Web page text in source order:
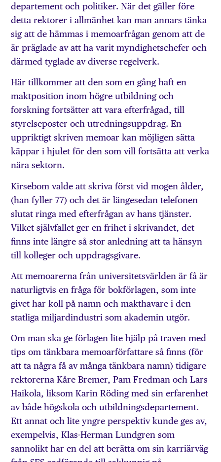
departement och politiker. När det gäller före
detta rektorer i allmänhet kan man annars tänka
sig att de hämmas i memoarfrågan genom att de
är präglade av att ha varit myndighetschefer och
därmed tyglade av diverse regelverk.
Här tillkommer att den som en gång haft en
maktposition inom högre utbildning och
forskning fortsätter att vara efterfrågad, till
styrelseposter och utredningsuppdrag. En
uppriktigt skriven memoar kan möjligen sätta
käppar i hjulet för den som vill fortsätta att verka
nära sektorn.
Kirsebom valde att skriva först vid mogen ålder,
(han fyller 77) och det är längesedan telefonen
slutat ringa med efterfrågan av hans tjänster.
Vilket självfallet ger en frihet i skrivandet, det
finns inte längre så stor anledning att ta hänsyn
till kolleger och uppdragsgivare.
Att memoarerna från universitetsvärlden är få är
naturligtvis en fråga för bokförlagen, som inte
givet har koll på namn och makthavare i den
statliga miljardindustri som akademin utgör.
Om man ska ge förlagen lite hjälp på traven med
tips om tänkbara memoarförfattare så finns (för
att ta några få av många tänkbara namn) tidigare
rektorerna Kåre Bremer, Pam Fredman och Lars
Haikola, liksom Karin Röding med sin erfarenhet
av både högskola och utbildningsdepartement.
Ett annat och lite yngre perspektiv kunde ges av,
exempelvis, Klas-Herman Lundgren som
sannolikt har en del att berätta om sin karriärväg